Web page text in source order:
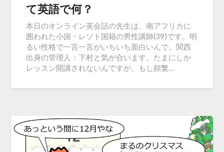
て英語で何？
本日のオンライン英会話の先生は、南アフリカに
囲われた小国・レソト国籍の男性講師(39)です。明
るい性格で一言一言がいちいち面白いんで、関西
出身の管理人：下村と気が合います。たまにしか
レッスン開講されないんですが、もし頻繁…